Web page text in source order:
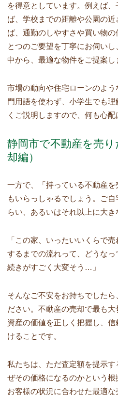
を得意としています。例えば
ば、学校までの距離や公園の
ば、通勤のしやすさや買い物
とつのご要望を丁寧にお伺い
中から、最適な物件をご提案し
市場の動向や住宅ローンのよ
門用語を使わず、小学生でも
くご説明しますので、何も心配
静岡市で不動産を売
却編）
一方で、「持っている不動産
もいらっしゃるでしょう。ご
らい、あるいはそれ以上に大き
「この家、いったいいくらで
するまでの流れって、どうな
続きがすごく大変そう…」
そんなご不安をお持ちでしたら
ださい。不動産の売却で最も
資産の価値を正しく把握し、
けることです。
私たちは、ただ査定額を提示
ぜその価格になるのかという根
お客様の状況に合わせた最適